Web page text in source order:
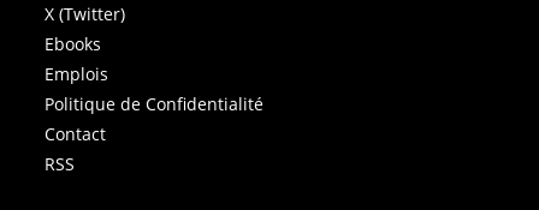
X (Twitter)
Ebooks
Emplois
Politique de Confidentialité
Contact
RSS